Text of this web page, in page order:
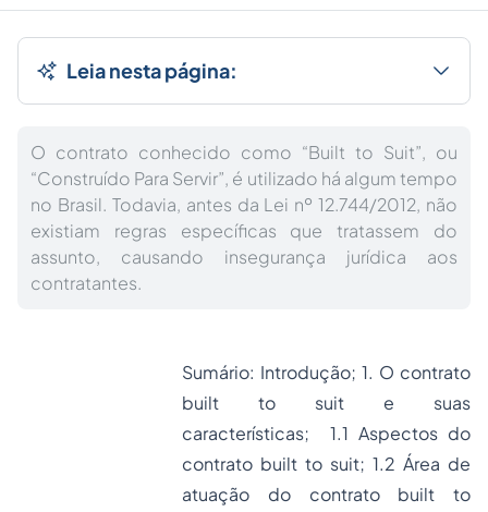
Leia nesta página:
O contrato conhecido como “Built to Suit”, ou
“Construído Para Servir”, é utilizado há algum tempo
no Brasil. Todavia, antes da Lei nº 12.744/2012, não
existiam regras específicas que tratassem do
assunto, causando insegurança jurídica aos
contratantes.
Sumário: Introdução; 1. O contrato
built to suit e suas
características; 1.1 Aspectos do
contrato built to suit; 1.2 Área de
atuação do contrato built to